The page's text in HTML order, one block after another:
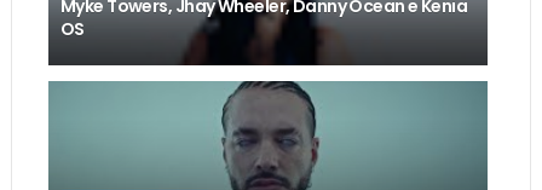
Myke Towers, Jhay Wheeler, Danny Ocean e Kenia
OS